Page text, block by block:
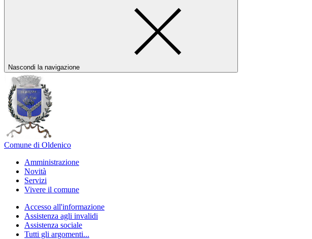
Nascondi la navigazione
Comune di Oldenico
Amministrazione
Novità
Servizi
Vivere il comune
Accesso all'informazione
Assistenza agli invalidi
Assistenza sociale
Tutti gli argomenti...